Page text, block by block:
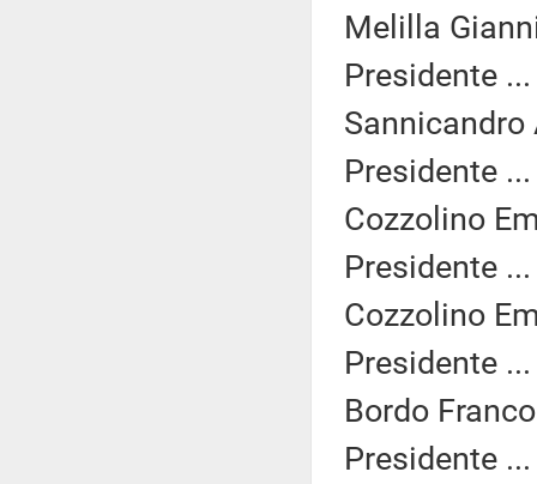
Melilla
Presidente
Sannicandro
Presidente
Cozzolino
Presidente
Cozzolino
Presidente
Bordo
Presidente